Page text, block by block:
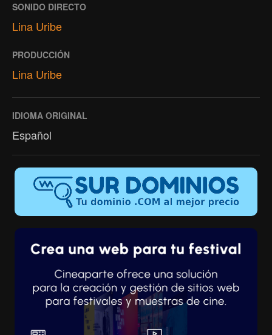
SONIDO DIRECTO
Lina Uribe
PRODUCCIÓN
Lina Uribe
IDIOMA ORIGINAL
Español